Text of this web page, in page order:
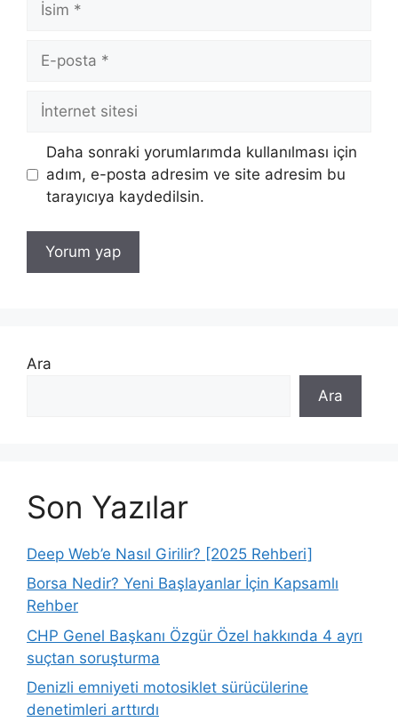
posta
İnternet
Daha sonraki yorumlarımda kullanılması için
adım, e-posta adresim ve site adresim bu
tarayıcıya kaydedilsin.
Ara
Ara
Son Yazılar
Deep Web’e Nasıl Girilir? [2025 Rehberi]
Borsa Nedir? Yeni Başlayanlar İçin Kapsamlı
Rehber
CHP Genel Başkanı Özgür Özel hakkında 4 ayrı
suçtan soruşturma
Denizli emniyeti motosiklet sürücülerine
denetimleri arttırdı